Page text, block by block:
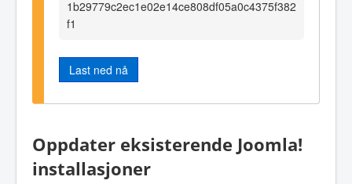
1b29779c2ec1e02e14ce808df05a0c4375f382
f1
Last ned nå
Oppdater eksisterende Joomla!
installasjoner